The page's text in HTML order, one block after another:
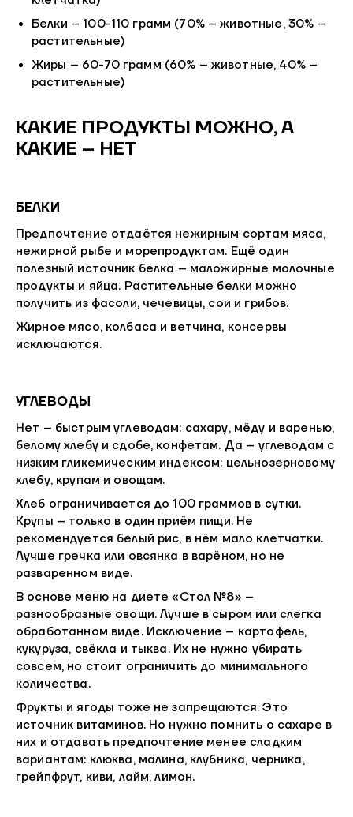
Белки – 100-110 грамм (70% – животные, 30% –
растительные)
Жиры – 60-70 грамм (60% – животные, 40% –
растительные)
КАКИЕ ПРОДУКТЫ МОЖНО, А
КАКИЕ – НЕТ
БЕЛКИ
Предпочтение отдаётся нежирным сортам мяса,
нежирной рыбе и морепродуктам. Ещё один
полезный источник белка – маложирные молочные
продукты и яйца. Растительные белки можно
получить из фасоли, чечевицы, сои и грибов.
Жирное мясо, колбаса и ветчина, консервы
исключаются.
УГЛЕВОДЫ
Нет – быстрым углеводам: сахару, мёду и варенью,
белому хлебу и сдобе, конфетам. Да – углеводам с
низким гликемическим индексом: цельнозерновому
хлебу, крупам и овощам.
Хлеб ограничивается до 100 граммов в сутки.
Крупы – только в один приём пищи. Не
рекомендуется белый рис, в нём мало клетчатки.
Лучше гречка или овсянка в варёном, но не
разваренном виде.
В основе меню на диете «Стол №8» –
разнообразные овощи. Лучше в сыром или слегка
обработанном виде. Исключение – картофель,
кукуруза, свёкла и тыква. Их не нужно убирать
совсем, но стоит ограничить до минимального
количества.
Фрукты и ягоды тоже не запрещаются. Это
источник витаминов. Но нужно помнить о сахаре в
них и отдавать предпочтение менее сладким
вариантам: клюква, малина, клубника, черника,
грейпфрут, киви, лайм, лимон.